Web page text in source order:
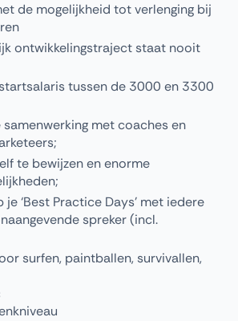
de mogelijkheid tot verlenging bij
ontwikkelingstraject staat nooit
tussen de 3000 en 3300
met coaches en
te bewijzen en enorme
je ‘Best Practice Days’ met iedere
spreker (incl.
surfen, paintballen, survivallen,